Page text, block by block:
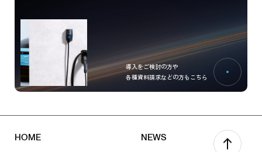
導入をご検討の方や
各種資料請求などの方もこちら
HOME
NEWS